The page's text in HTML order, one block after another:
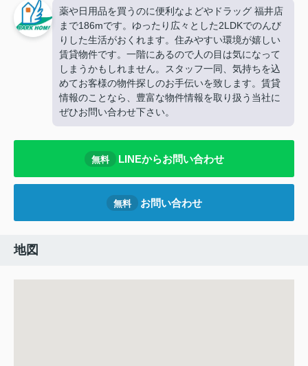
薬や日用品を買うのに便利なよどやドラッグ 福井店
まで186mです。ゆったり広々とした2LDKでのんび
りした生活がおくれます。住みやすい環境が嬉しい
賃貸物件です。一階にあるので人の目は気になって
しまうかもしれません。スタッフ一同、気持ちを込
めてお客様の物件探しのお手伝いを致します。賃貸
情報のことなら、豊富な物件情報を取り扱う当社に
ぜひお問い合わせ下さい。
無料 LINEからお問い合わせ
無料 お問い合わせ
地図